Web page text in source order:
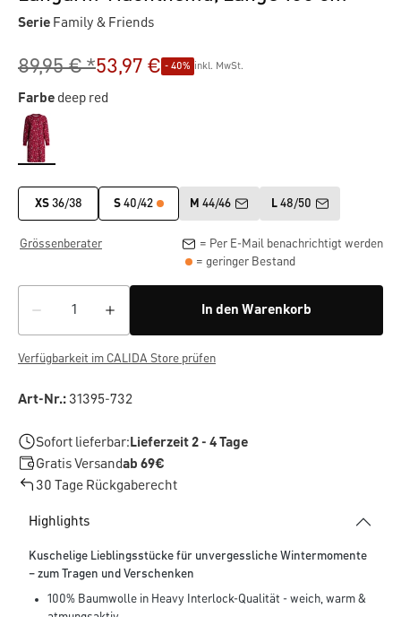
Serie Family & Friends
89,95 € *53,97 € - 40% inkl. MwSt.
Farbe deep red
XS36/38 S 40/42 M 44/46 L48/50
Grössenberater
= Per E-Mail benachrichtigt werden
= geringer Bestand
In den Warenkorb
Verfügbarkeit im CALIDA Store prüfen
Art-Nr.: 31395-732
Sofort lieferbar:Lieferzeit 2 - 4 Tage
Gratis Versandab 69€
30 Tage Rückgaberecht
Highlights
Kuschelige Lieblingsstücke für unvergessliche Wintermomente
– zum Tragen und Verschenken
100% Baumwolle in Heavy Interlock-Qualität - weich, warm &